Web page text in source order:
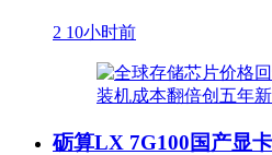
2 10小时前
砺算LX 7G100国产显